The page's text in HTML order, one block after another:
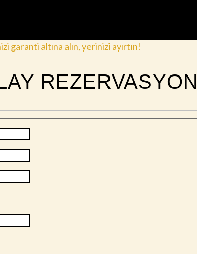
garanti altına alın, yerinizi ayırtın!
REZERVASYON